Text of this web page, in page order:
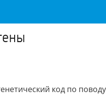
код по